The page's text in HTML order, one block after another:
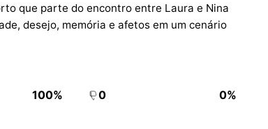
que parte do encontro entre Laura e Nina
desejo, memória e afetos em um cenário
100% 0 0%